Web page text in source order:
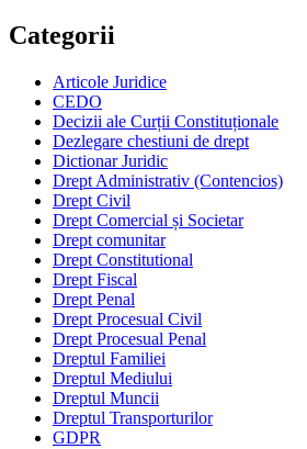
Categorii
Articole Juridice
CEDO
Decizii ale Curții Constituționale
Dezlegare chestiuni de drept
Dictionar Juridic
Drept Administrativ (Contencios)
Drept Civil
Drept Comercial și Societar
Drept comunitar
Drept Constitutional
Drept Fiscal
Drept Penal
Drept Procesual Civil
Drept Procesual Penal
Dreptul Familiei
Dreptul Mediului
Dreptul Muncii
Dreptul Transporturilor
GDPR